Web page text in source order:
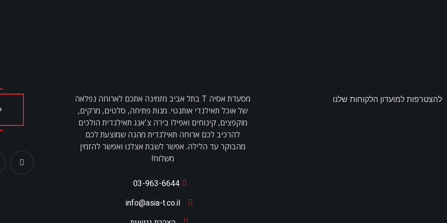
להצטרפות למועדון הלקוחות שלנו
מסעדת אסיה T בתל אביב מזמינה אתכם לארוחה נפלאה
של אוכל תאילנדי אותנטי. מנות פתיחה, סלטים, מרקים,
מוקפצים, קינוחים ואפילו בירה צ'אנג תאילנדית הולכים
להרכיב לכם ארוחה תאילנדית מהנה שמוצעת לכם
מהבוקר עד הלילה. אפשר לשבת אצלנו ואפשר להזמין
משלוח!
03-963-6644
info@asia-t.co.il